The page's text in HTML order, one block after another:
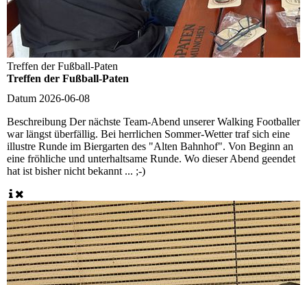
Treffen der Fußball-Paten
Treffen der Fußball-Paten
Datum 2026-06-08
Beschreibung Der nächste Team-Abend unserer Walking Footballer
war längst überfällig. Bei herrlichen Sommer-Wetter traf sich eine
illustre Runde im Biergarten des "Alten Bahnhof". Von Beginn an
eine fröhliche und unterhaltsame Runde. Wo dieser Abend geendet
hat ist bisher nicht bekannt ... ;-)